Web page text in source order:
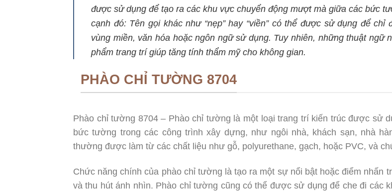
được sử dụng để tạo ra các khu vực chuyển động mượt mà giữa các bức
cạnh đó: Tên gọi khác như “nẹp” hay “viền” có thể được sử dụng để
vùng miền, văn hóa hoặc ngôn ngữ sử dụng. Tuy nhiên, những thuật ngữ
phẩm trang trí giúp tăng tính thẩm mỹ cho không gian.
PHÀO CHỈ TƯỜNG 8704
Phào chỉ tường 8704 – Phào chỉ tường là một loại trang trí kiến trúc được sử
bức tường trong các công trình xây dựng, như ngôi nhà, khách sạn, nhà
thường được làm từ các chất liệu như gỗ, polyurethane, gạch, hoặc PVC, và
Chức năng chính của phào chỉ tường là tạo ra một sự nổi bật hoặc điểm nhấn
và thu hút ánh nhìn. Phào chỉ tường cũng có thể được sử dụng để che đi các